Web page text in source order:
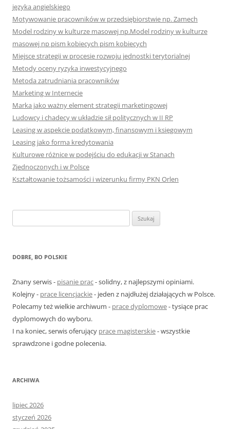
języka angielskiego
Motywowanie pracowników w przedsiębiorstwie np. Zamech
Model rodziny w kulturze masowej np.Model rodziny w kulturze
masowej np pism kobiecych pism kobiecych
Miejsce strategii w procesie rozwoju jednostki terytorialnej
Metody oceny ryzyka inwestycyjnego
Metoda zatrudniania pracowników
Marketing w Internecie
Marka jako ważny element strategii marketingowej
Ludowcy i chadecy w układzie sił politycznych w II RP
Leasing w aspekcie podatkowym, finansowym i księgowym
Leasing jako forma kredytowania
Kulturowe różnice w podejściu do edukacji w Stanach
Zjednoczonych i w Polsce
Kształtowanie tożsamości i wizerunku firmy PKN Orlen
z
DOBRE, BO POLSKIE
Znany serwis - pisanie prac- solidny, z najlepszymi opiniami.
Kolejny - prace licencjackie- jeden z najdłużej działających w Polsce.
Polecamy też wielkie archiwum - prace dyplomowe- tysiące prac
dyplomowych do wyboru.
I na koniec, serwis oferujący prace magisterskie- wszystkie
sprawdzone i godne polecenia.
ARCHIWA
lipiec 2026
styczeń 2026